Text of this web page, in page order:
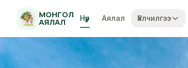
МОНГОЛ
АЯЛАЛ Нүүр Аялал Үйлчилгээ